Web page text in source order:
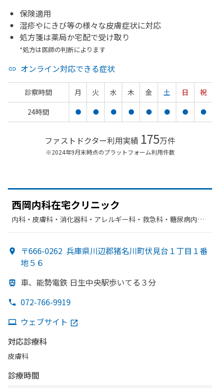
保険適用
湿疹やにきび等の様々な皮膚症状に対応
処方箋は薬局か宅配で受け取り
*処方は医師の判断によります
オンライン対応できる症状
診察時間 月 火 水 木 金 土 日
祝
24時間
● ● ● ● ● ● ● ●
ファストドクター利用実績 175万件
※2024年9月末時点のプラットフォーム利用件数
西岡内科在宅クリニック
内科・​皮膚科・​消化器科・​アレルギー科・​救急科・​糖尿病内
〒666-0262 兵庫県川辺郡猪名川町伏見台１丁目１番
地５６
車、 能勢電鉄 日生中央駅歩いてる ３分
072-766-9919
ウェブサイト
対応診療科
皮膚科
診療時間